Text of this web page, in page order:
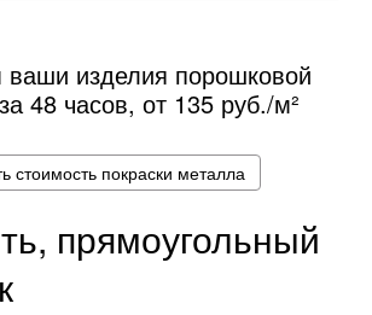
ваши изделия порошковой
48 часов, от 135 руб./м²
стоимость покраски металла
прямоугольный